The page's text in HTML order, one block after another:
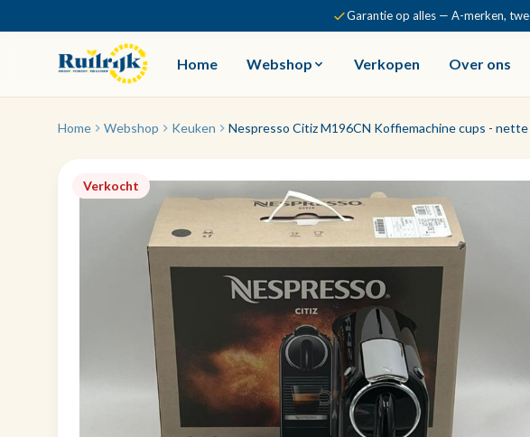
Garantie op alles — A-merken,
Home Webshop Verkopen Over ons
Home Webshop Keuken Nespresso Citiz M196CN Koffiemachine cups -
Verkocht